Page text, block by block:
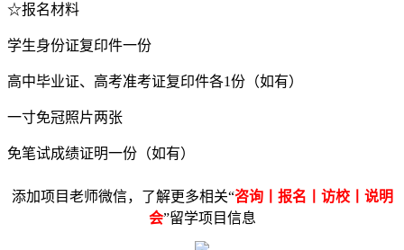
☆报名材料
学生身份证复印件一份
高中毕业证、高考准考证复印件各1份（如有）
一寸免冠照片两张
免笔试成绩证明一份（如有）
添加项目老师微信，了解更多相关“咨询丨报名丨访校丨说明
会”留学项目信息